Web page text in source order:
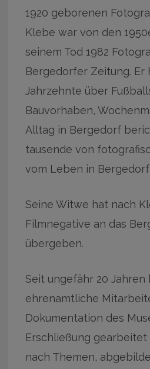
1920 geborenen
Klebe war von den
seinem Tod 1982
Bergedorfer Zeitung. Er
Jahrzehnte über
Bauvorhaben,
Alltag in Bergedorf
tausende von
vom Leben in
Seine Witwe hat nach
Filmnegative an das
übergeben.
Seit ungefähr 20 Jahren
ehrenamtliche
Dokumentation des
Erschließung
nach Themen,